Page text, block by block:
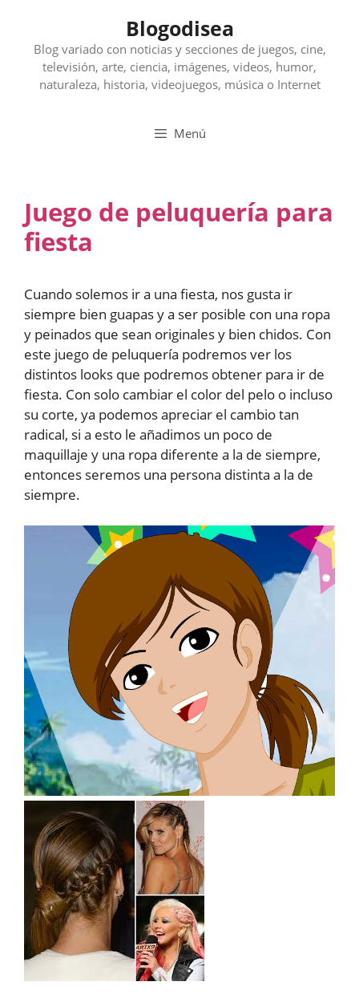
contenido
Blogodisea
Blog variado con noticias y secciones de juegos, cine,
televisión, arte, ciencia, imágenes, videos, humor,
naturaleza, historia, videojuegos, música o Internet
Menú
Juego de peluquería para
fiesta
Cuando solemos ir a una fiesta, nos gusta ir
siempre bien guapas y a ser posible con una ropa
y peinados que sean originales y bien chidos. Con
este juego de peluquería podremos ver los
distintos looks que podremos obtener para ir de
fiesta. Con solo cambiar el color del pelo o incluso
su corte, ya podemos apreciar el cambio tan
radical, si a esto le añadimos un poco de
maquillaje y una ropa diferente a la de siempre,
entonces seremos una persona distinta a la de
siempre.